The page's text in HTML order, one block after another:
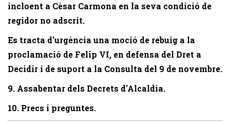
incloent a Cèsar Carmona en la seva condició de
regidor no adscrit.
Es tracta d'urgència una moció de rebuig a la
proclamació de Felip VI, en defensa del Dret a
Decidir i de suport a la Consulta del 9 de novembre.
9. Assabentar dels Decrets d'Alcaldia.
10. Precs i preguntes.